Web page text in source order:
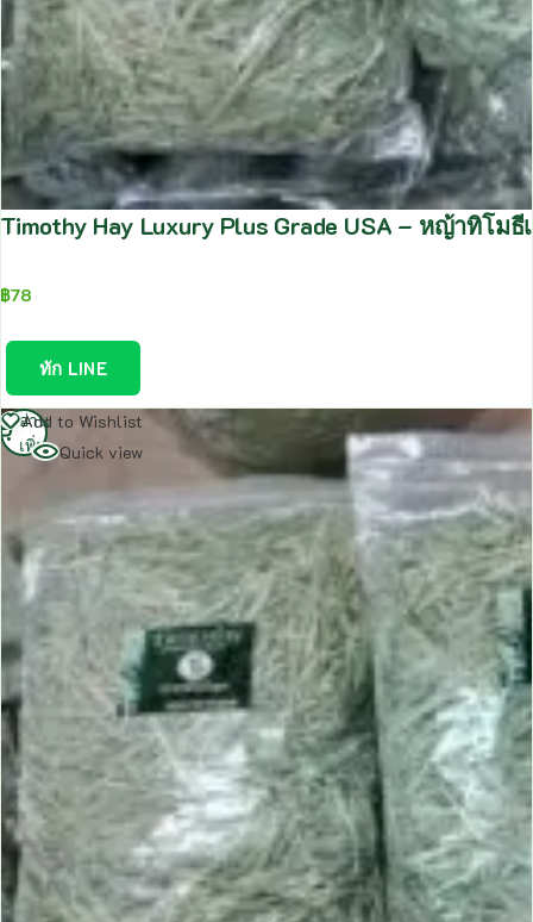
Timothy Hay Luxury Plus Grade USA – หญ้าทิโม
฿78
ทัก LINE
Add to Wishlist
Quick view
อ่าน
เพิ่ม